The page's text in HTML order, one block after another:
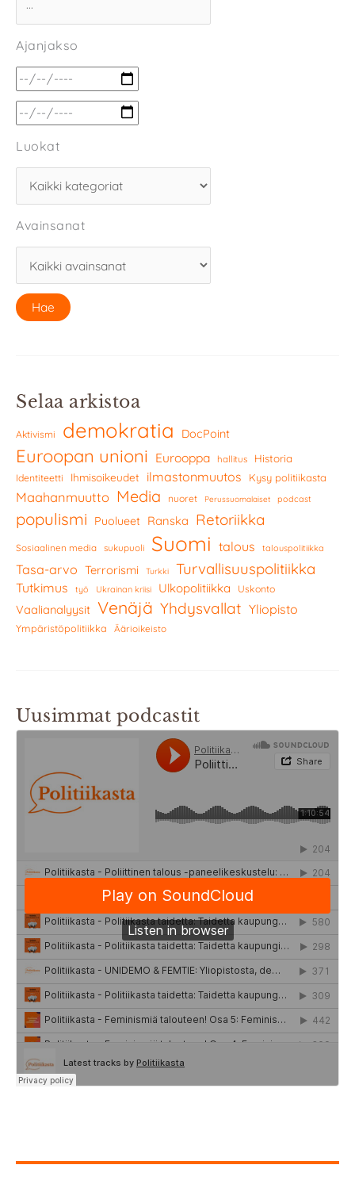
Ajanjakso
Luokat
Avainsanat
Selaa arkistoa
Aktivismi demokratia DocPoint
Euroopan unioni Eurooppa hallitus Historia
Identiteetti Ihmisoikeudet ilmastonmuutos Kysy politiikasta
Maahanmuutto Media nuoret Perussuomalaiset podcast
populismi Puolueet Ranska Retoriikka
Sosiaalinen media sukupuoli Suomi talous talouspolitiikka
Tasa-arvo Terrorismi Turkki Turvallisuuspolitiikka
Tutkimus työ Ukrainan kriisi Ulkopolitiikka Uskonto
Vaalianalyysit Venäjä Yhdysvallat Yliopisto
Ympäristöpolitiikka Äärioikeisto
Uusimmat podcastit